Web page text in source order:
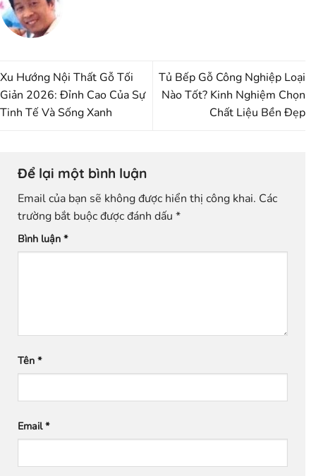
Xu Hướng Nội Thất Gỗ Tối
Giản 2026: Đỉnh Cao Của Sự
Tinh Tế Và Sống Xanh
Tủ Bếp Gỗ Công Nghiệp Loại
Nào Tốt? Kinh Nghiệm Chọn
Chất Liệu Bền Đẹp
Để lại một bình luận
Email của bạn sẽ không được hiển thị công khai. Các
trường bắt buộc được đánh dấu *
Bình luận *
Tên *
Email*